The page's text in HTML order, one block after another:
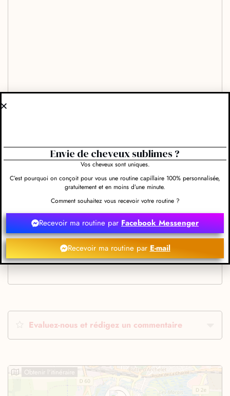
Evaluez-nous et rédigez un commentaire
Obtenir l'itinéraire
Envie de cheveux sublimes ?
Vos cheveux sont uniques.
C’est pourquoi on conçoit pour vous une routine capillaire 100% personnalisée,
gratuitement et en moins d’une minute.
Comment souhaitez vous recevoir votre routine ?
Recevoir ma routine parFacebook Messenger
Recevoir ma routine par E-mail